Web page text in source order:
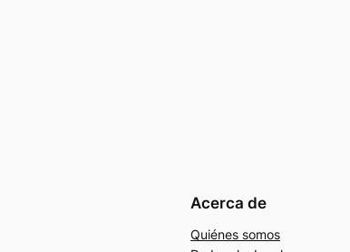
Acerca de
Quiénes somos